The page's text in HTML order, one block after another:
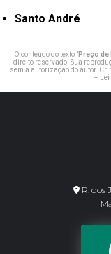
Santo André
O conteúdo do texto "Preço
direito reservado. Sua
sem a autorização do autor.
–
R. dos